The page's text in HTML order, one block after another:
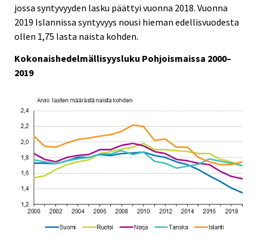
jossa syntyvyyden lasku päättyi vuonna 2018. Vuonna
2019 Islannissa syntyvyys nousi hieman edellisvuodesta
ollen 1,75 lasta naista kohden.
Kokonaishedelmällisyysluku Pohjoismaissa 2000–
2019